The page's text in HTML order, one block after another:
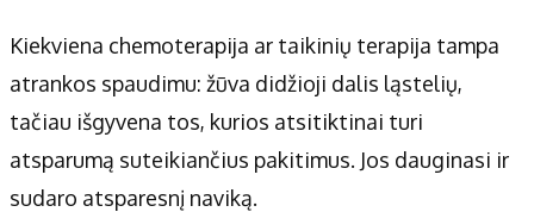
Kiekviena chemoterapija ar taikinių terapija tampa
atrankos spaudimu: žūva didžioji dalis ląstelių,
tačiau išgyvena tos, kurios atsitiktinai turi
atsparumą suteikiančius pakitimus. Jos dauginasi ir
sudaro atsparesnį naviką.